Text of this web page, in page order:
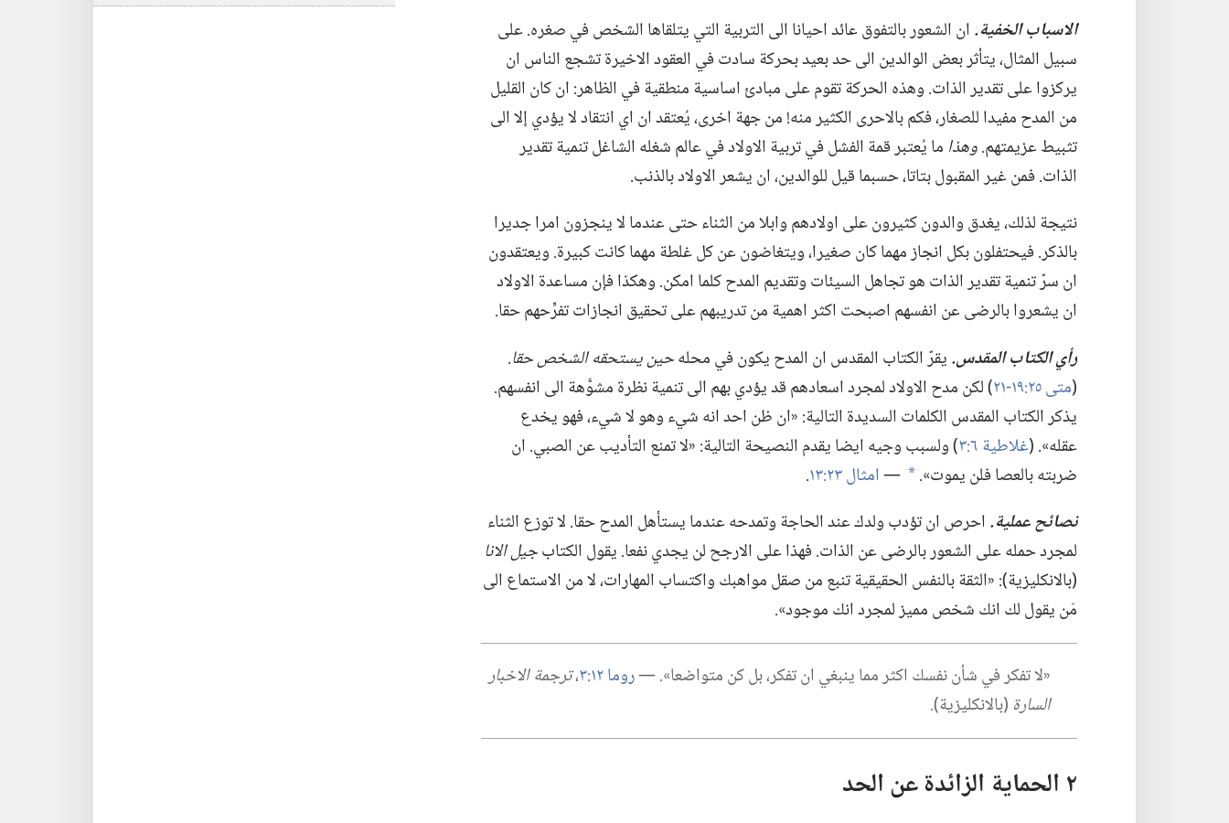
الاسباب الخفية.‏ان الشعور بالتفوق عائد احيانا الى التربية التي يتلقاها الشخص في صغره.‏ على
سبيل المثال،‏ يتأثر بعض الوالدين الى حد بعيد بحركة سادت في العقود الاخيرة تشجع الناس ان
يركزوا على تقدير الذات.‏ وهذه الحركة تقوم على مبادئ اساسية منطقية في الظاهر:‏ ان كان القليل
من المدح مفيدا للصغار،‏ فكم بالاحرى الكثير منه!‏ من جهة اخرى،‏ يُعتقد ان اي انتقاد لا يؤدي إلا الى
تثبيط عزيمتهم.‏وهذا ما يُعتبر قمة الفشل في تربية الاولاد في عالم شغله الشاغل تنمية تقدير
الذات.‏ فمن غير المقبول بتاتا،‏ حسبما قيل للوالدين،‏ ان يشعر الاولاد بالذنب.‏
نتيجة لذلك،‏ يغدق والدون كثيرون على اولادهم وابلا من الثناء حتى عندما لا ينجزون امرا جديرا
بالذكر.‏ فيحتفلون بكل انجاز مهما كان صغيرا،‏ ويتغاضون عن كل غلطة مهما كانت كبيرة.‏ ويعتقدون
ان سرّ تنمية تقدير الذات هو تجاهل السيئات وتقديم المدح كلما امكن.‏ وهكذا فإن مساعدة الاولاد
ان يشعروا بالرضى عن انفسهم اصبحت اكثر اهمية من تدريبهم على تحقيق انجازات تفرِّحهم حقا.‏
رأي الكتاب المقدس.‏يقرّ الكتاب المقدس ان المدح يكون في محلهحين يستحقه الشخص حقا.‏
‏(‏متى ٢٥:‏ ١٩-‏٢١
‏)‏ لكن مدح الاولاد لمجرد اسعادهم قد يؤدي بهم الى تنمية نظرة مشوَّهة الى انفسهم.‏
يذكر الكتاب المقدس الكلمات السديدة التالية:‏ «ان ظن احد انه شيء وهو لا شيء،‏ فهو يخدع
عقله».‏ (‏غلاطية ٦:‏٣
‏)‏ ولسبب وجيه ايضا يقدم النصيحة التالية:‏ «لا تمنع التأديب عن الصبي.‏ ان
ضربته بالعصا فلن يموت».‏ *
—‏امثال ٢٣:‏١٣
‏.‏
نصائح عملية.‏احرص ان تؤدب ولدك عند الحاجة وتمدحه عندما يستأهل المدح حقا.‏ لا توزع الثناء
لمجرد حمله على الشعور بالرضى عن الذات.‏ فهذا على الارجح لن يجدي نفعا.‏ يقول الكتابجيل الانا
‏(‏بالانكليزية)‏:‏ «الثقة بالنفس الحقيقية تنبع من صقل مواهبك واكتساب المهارات،‏ لا من الاستماع الى
مَن يقول لك انك شخص مميز لمجرد انك موجود».‏
‏«لا تفكر في شأن نفسك اكثر مما ينبغي ان تفكر،‏ بل كن متواضعا».‏ —‏روما ١٢:‏٣ ‏،‏ترجمة الاخبار
السارة ‏(‏بالانكليزية)‏.‏
٢ الحماية الزائدة عن الحد